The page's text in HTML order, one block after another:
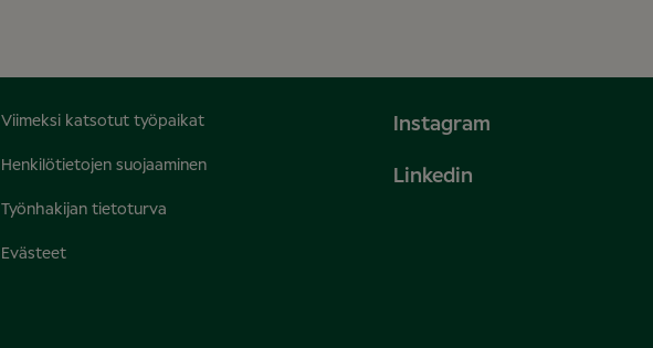
Viimeksi katsotut työpaikat
Henkilötietojen suojaaminen
Työnhakijan tietoturva
Evästeet
Instagram
Linkedin